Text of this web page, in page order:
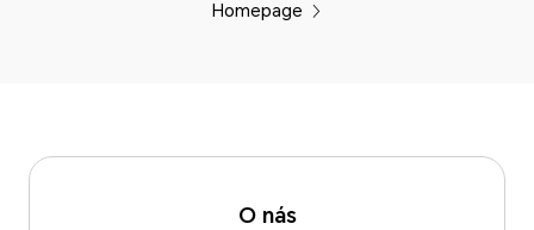
Homepage
O nás